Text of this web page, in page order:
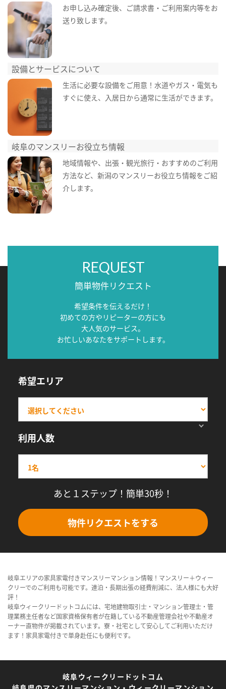
お申し込み確定後、ご請求書・ご利用案内等をお
送り致します。
設備とサービスについて
生活に必要な設備をご用意！水道やガス・電気も
すぐに使え、入居日から通常に生活ができます。
岐阜のマンスリーお役立ち情報
地域情報や、出張・観光旅行・おすすめのご利用
方法など、新潟のマンスリーお役立ち情報をご紹
介します。
REQUEST
簡単物件リクエスト
希望条件を伝えるだけ！
初めての方やリピーターの方にも
大人気のサービス。
お忙しいあなたをサポートします。
希望エリア
利用人数
あと１ステップ！簡単30秒！
物件リクエストをする
岐阜エリアの家具家電付きマンスリーマンション情報！マンスリー＋ウィー
クリーでのご利用も可能です。連泊・長期出張の経費削減に、法人様にも大好
評！
岐阜ウィークリードットコムには、宅地建物取引士・マンション管理士・管
理業務主任者など国家資格保有者が在籍している不動産管理会社や不動産オ
ーナー直物件が掲載されています。寮・社宅として安心してご利用いただけ
ます！家具家電付きで単身赴任にも便利です。
岐阜ウィークリードットコム